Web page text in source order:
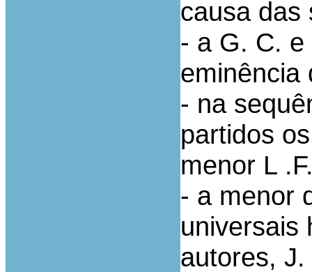
causa das
- a G. C. e
eminência
- na
partidos
menor L
- a menor
universais
autores,